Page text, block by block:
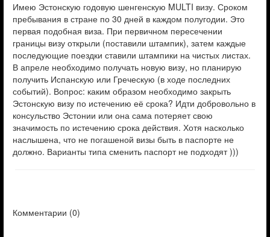
Имею Эстонскую годовую шенгенскую MULTI визу. Сроком
пребывания в стране по 30 дней в каждом полугодии. Это
первая подобная виза. При первичном пересечении
границы визу открыли (поставили штампик), затем каждые
последующие поездки ставили штампики на чистых листах.
В апреле необходимо получать новую визу, но планирую
получить Испанскую или Греческую (в ходе последних
событий). Вопрос: каким образом необходимо закрыть
Эстонскую визу по истечению её срока? Идти добровольно в
консульство Эстонии или она сама потеряет свою
значимость по истечению срока действия. Хотя насколько
наслышена, что не погашеной визы быть в паспорте не
должно. Варианты типа сменить паспорт не подходят )))
Комментарии (0)